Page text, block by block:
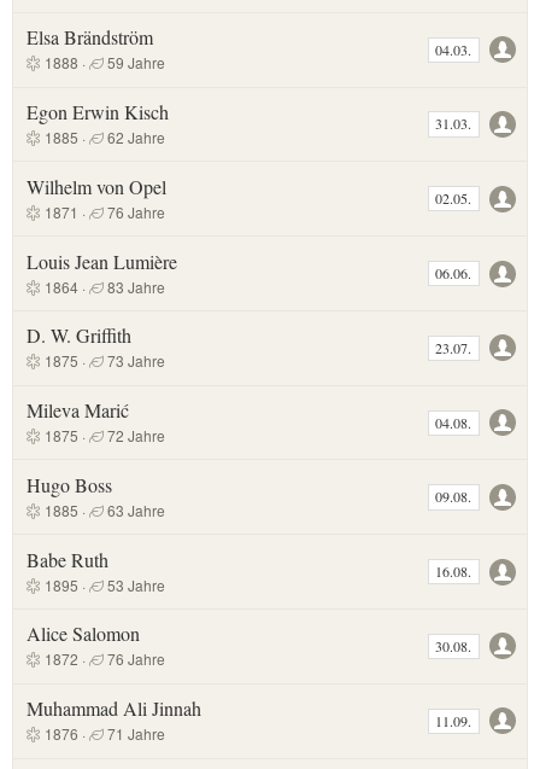
Elsa Brändström
1888 · 59 Jahre
04.03.
Egon Erwin Kisch
1885 · 62 Jahre
31.03.
Wilhelm von Opel
1871 · 76 Jahre
02.05.
Louis Jean Lumière
1864 · 83 Jahre
06.06.
D. W. Griffith
1875 · 73 Jahre
23.07.
Mileva Marić
1875 · 72 Jahre
04.08.
Hugo Boss
1885 · 63 Jahre
09.08.
Babe Ruth
1895 · 53 Jahre
16.08.
Alice Salomon
1872 · 76 Jahre
30.08.
Muhammad Ali Jinnah
1876 · 71 Jahre
11.09.